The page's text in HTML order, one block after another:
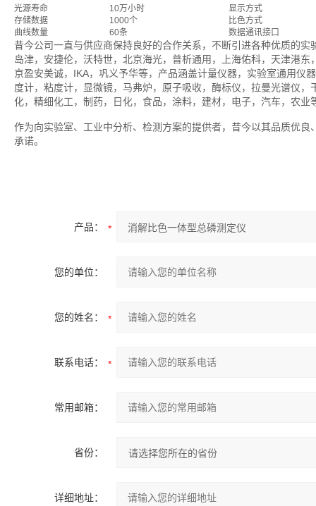
光源寿命
10万小时
显示方式
存储数据
1000个
比色方式
曲线数量
60条 数据通讯接口
昔今公司一直与供应商保持良好的合作关系，不断引进各种优质的
岛津，安捷伦，沃特世，北京海光，普析通用，上海佑科，天津港
京盈安美诚，IKA，巩义予华等，产品涵盖计量仪器，实验室通用仪
度计，粘度计，显微镜，马弗炉，原子吸收，酶标仪，拉曼光谱仪
化，精细化工，制药，日化，食品，涂料，建材，电子，汽车，农
作为向实验室、工业中分析、检测方案的提供者，昔今以其品质优
承诺。
产品：
您的单位：
您的姓名：
联系电话：
常用邮箱：
省份：
详细地址：